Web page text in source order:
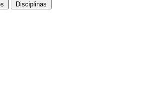
Disciplinas